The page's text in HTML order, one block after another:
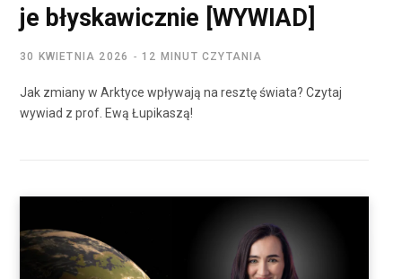
je błyskawicznie [WYWIAD]
30 KWIETNIA 2026 12 MINUT CZYTANIA
Jak zmiany w Arktyce wpływają na resztę świata? Czytaj
wywiad z prof. Ewą Łupikaszą!